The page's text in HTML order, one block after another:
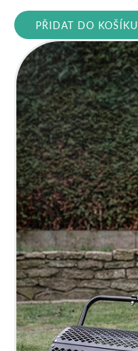
byla:
3
390 Kč.
je:
2
490 Kč.
PŘIDAT DO KOŠÍKU